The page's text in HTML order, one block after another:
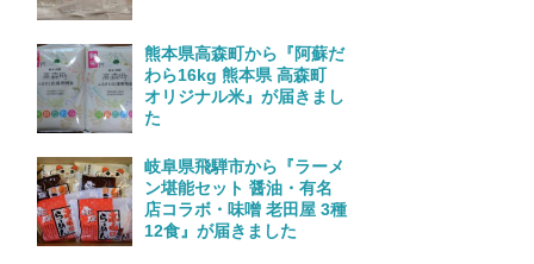
熊本県高森町から『阿蘇だ
わら16kg 熊本県 高森町
オリジナル米』が届きまし
た
岐阜県飛騨市から『ラーメ
ン堪能セット 醤油・有名
店コラボ・味噌 老田屋 3種
12食』が届きました